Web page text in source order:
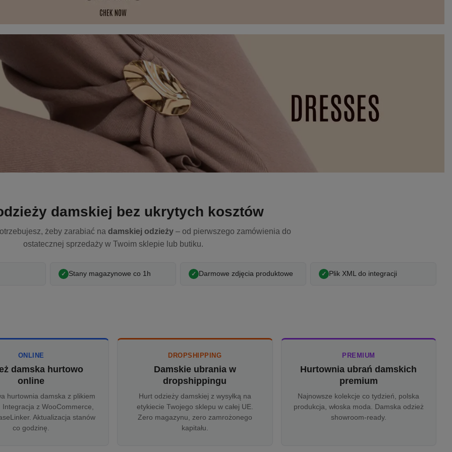
damskiej bez ukrytych kosztów
żeby zarabiać na damskiej odzieży – od pierwszego zamówienia do
ostatecznej sprzedaży w Twoim sklepie lub butiku.
Stany magazynowe co 1h Darmowe zdjęcia produktowe Plik XML do integracji
ONLINE
damska hurtowo
online
hurtownia damska z plikiem
Integracja z WooCommerce,
Aktualizacja stanów
co godzinę.
DROPSHIPPING
Damskie ubrania w
dropshippingu
Hurt odzieży damskiej z wysyłką na
etykiecie Twojego sklepu w całej UE.
Zero magazynu, zero zamrożonego
kapitału.
PREMIUM
Hurtownia ubrań damskich
premium
Najnowsze kolekcje co tydzień, polska
produkcja, włoska moda. Damska odzież
showroom-ready.